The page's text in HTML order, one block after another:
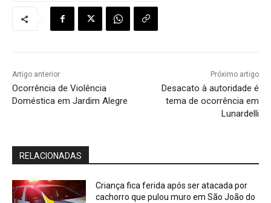
Artigo anterior
Ocorrência de Violência
Doméstica em Jardim Alegre
Próximo artigo
Desacato à autoridade é
tema de ocorrência em
Lunardelli
RELACIONADAS
Criança fica ferida após ser atacada por
cachorro que pulou muro em São João do